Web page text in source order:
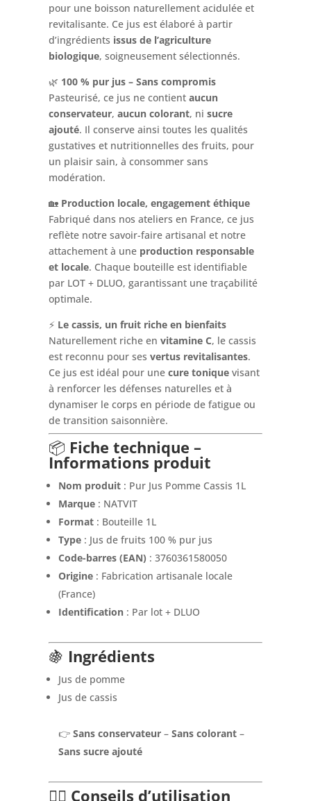
pour une boisson naturellement acidulée et
revitalisante. Ce jus est élaboré à partir
d’ingrédients issus de l’agriculture
biologique, soigneusement sélectionnés.
🌿 100 % pur jus – Sans compromis
Pasteurisé, ce jus ne contient aucun
conservateur, aucun colorant, ni sucre
ajouté. Il conserve ainsi toutes les qualités
gustatives et nutritionnelles des fruits, pour
un plaisir sain, à consommer sans
modération.
🏡 Production locale, engagement éthique
Fabriqué dans nos ateliers en France, ce jus
reflète notre savoir-faire artisanal et notre
attachement à une production responsable
et locale. Chaque bouteille est identifiable
par LOT + DLUO, garantissant une traçabilité
optimale.
⚡ Le cassis, un fruit riche en bienfaits
Naturellement riche en vitamine C, le cassis
est reconnu pour ses vertus revitalisantes.
Ce jus est idéal pour une cure toniquevisant
à renforcer les défenses naturelles et à
dynamiser le corps en période de fatigue ou
de transition saisonnière.
📦 Fiche technique –
Informations produit
Nom produit: Pur Jus Pomme Cassis 1L
Marque: NATVIT
Format: Bouteille 1L
Type: Jus de fruits 100 % pur jus
Code-barres (EAN) : 3760361580050
Origine: Fabrication artisanale locale
(France)
Identification: Par lot + DLUO
🍇 Ingrédients
Jus de pomme
Jus de cassis
👉 Sans conservateur– Sans colorant–
Sans sucre ajouté
👩‍⚕️ Conseils d’utilisation